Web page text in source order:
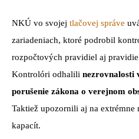
NKÚ vo svojej tlačovej správe
zariadeniach, ktoré podrobil
rozpočtových pravidiel aj
Kontrolóri odhalili nezrovnalosti
porušenie zákona o verejnom
Taktiež upozornili aj na extrémne
kapacít.